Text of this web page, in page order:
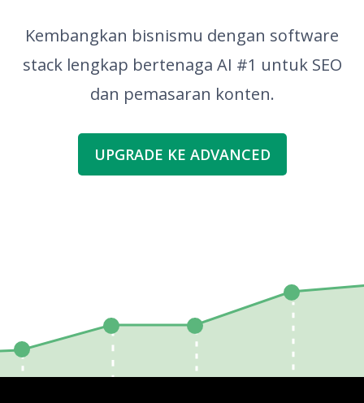
Kembangkan bisnismu dengan software
stack lengkap bertenaga AI #1 untuk SEO
dan pemasaran konten.
UPGRADE KE ADVANCED